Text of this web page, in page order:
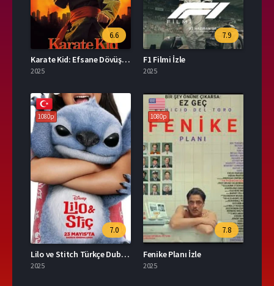
6.6
Karate Kid: Efsane Dövüşçüler İzle
2025
7.9
F1 Filmi İzle
2025
1080p
7.0
Lilo ve Stitch Türkçe Dublaj İzle
2025
1080p
7.8
Fenike Planı İzle
2025